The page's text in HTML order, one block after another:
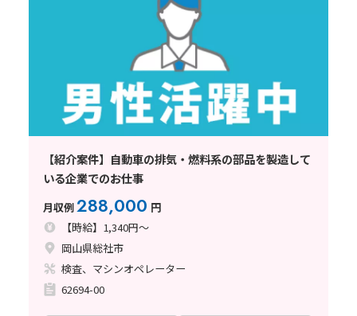
【紹介案件】自動車の排気・燃料系の部品を製造して
いる企業でのお仕事
月収例288,000 円
【時給】1,340円～
岡山県総社市
検査、マシンオペレーター
62694-00